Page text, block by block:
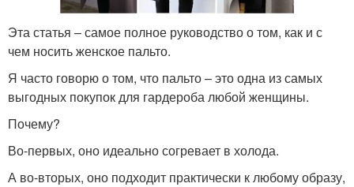
Эта статья – самое полное руководство о том, как и с
чем носить женское пальто.
Я часто говорю о том, что пальто – это одна из самых
выгодных покупок для гардероба любой женщины.
Почему?
Во-первых, оно идеально согревает в холода.
А во-вторых, оно подходит практически к любому образу,